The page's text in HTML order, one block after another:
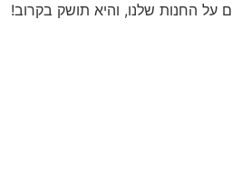
על החנות שלנו, והיא תושק בקרוב!